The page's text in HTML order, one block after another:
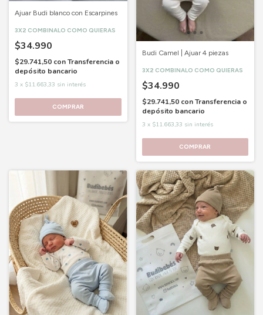
Ajuar Budi blanco con Escarpines
3X2 COMBINALO COMO QUIERAS
$34.990
$29.741,50 conTransferencia o
depósito bancario
3 x $11.663,33 sin interés
COMPRAR
Budi Camel | Ajuar 4 piezas
3X2 COMBINALO COMO QUIERAS
$34.990
$29.741,50 con Transferencia o
depósito bancario
3 x $11.663,33 sin interés
COMPRAR